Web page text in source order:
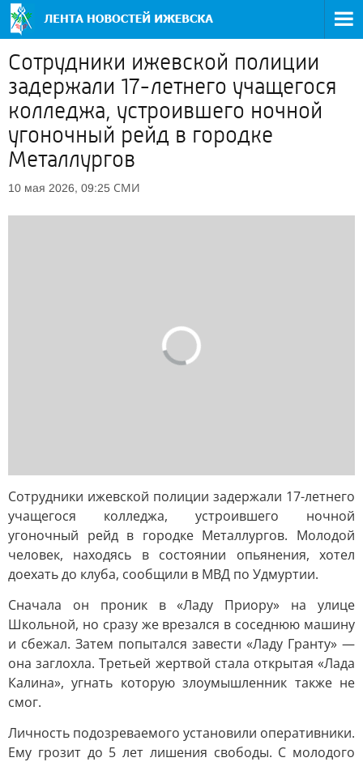
Сотрудники ижевской полиции
задержали 17-летнего учащегося
колледжа, устроившего ночной
угоночный рейд в городке
Металлургов
10 мая 2026, 09:25 СМИ
Сотрудники ижевской полиции задержали 17-летнего
учащегося колледжа, устроившего ночной
угоночный рейд в городке Металлургов. Молодой
человек, находясь в состоянии опьянения, хотел
доехать до клуба, сообщили в МВД по Удмуртии.
Сначала он проник в «Ладу Приору» на улице
Школьной, но сразу же врезался в соседнюю машину
и сбежал. Затем попытался завести «Ладу Гранту» —
она заглохла. Третьей жертвой стала открытая «Лада
Калина», угнать которую злоумышленник также не
смог.
Личность подозреваемого установили оперативники.
Ему грозит до 5 лет лишения свободы. С молодого